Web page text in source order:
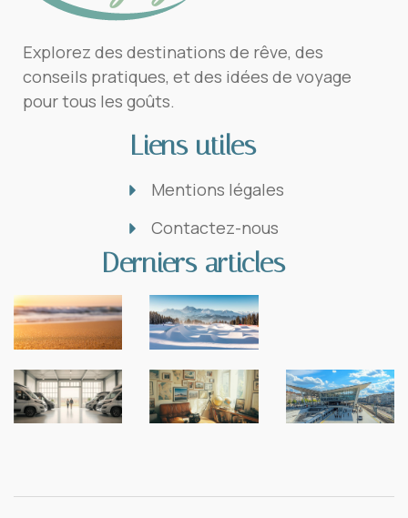
Explorez des destinations de rêve, des
conseils pratiques, et des idées de voyage
pour tous les goûts.
Liens utiles
Mentions légales
Contactez-nous
Derniers articles